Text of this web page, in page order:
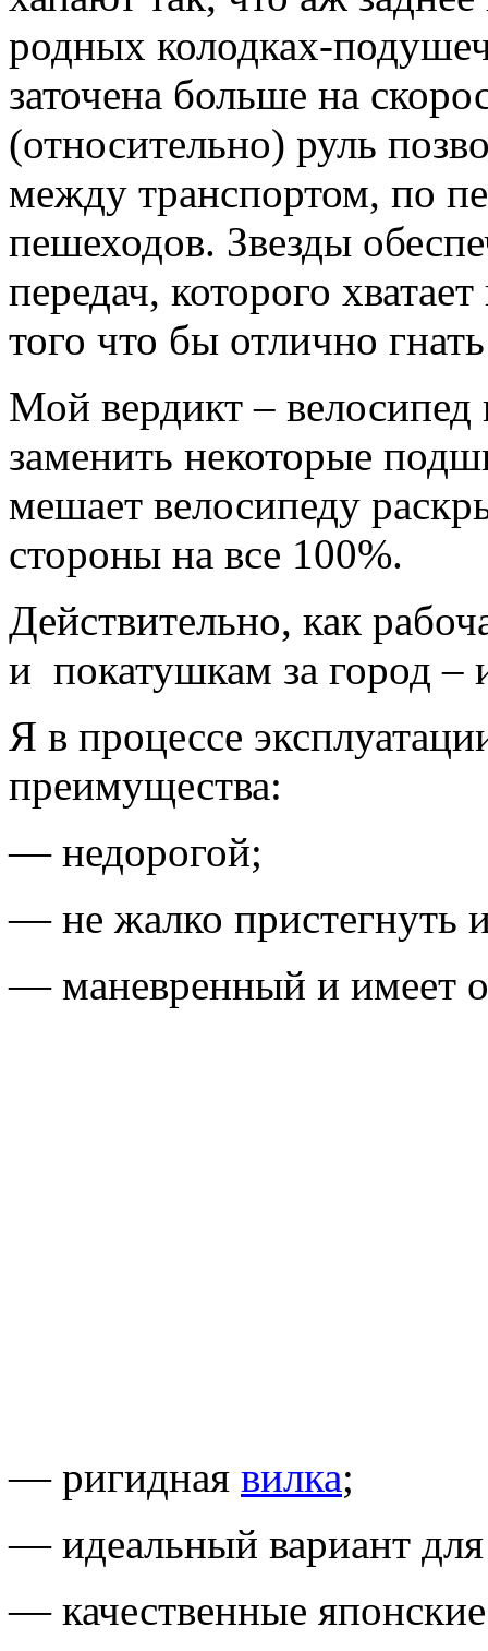
родных колодках-
заточена больше на
(относительно) руль
между транспортом, по
пешеходов. Звезды
передач, которого
того что бы отлично
Мой вердикт – велосипед
заменить некоторые
мешает велосипеду
стороны на все 100%.
Действительно, как
и покатушкам за город –
Я в процессе
преимущества:
— недорогой;
— не жалко пристегнуть
— маневренный и имеет
— ригидная вилка;
— идеальный вариант для
— качественные